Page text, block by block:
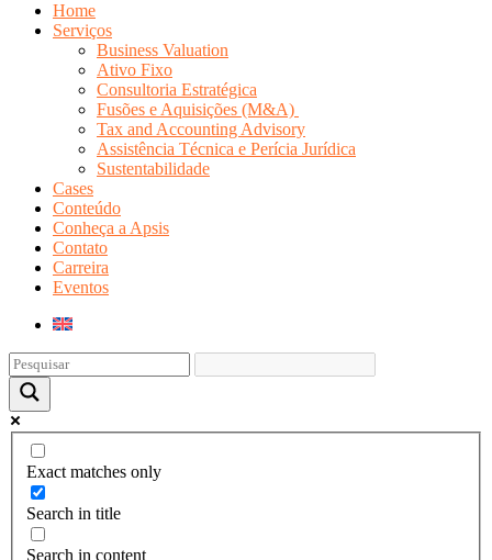
Home
Serviços
Business Valuation
Ativo Fixo
Consultoria Estratégica
Fusões e Aquisições (M&A)
Tax and Accounting Advisory
Assistência Técnica e Perícia Jurídica
Sustentabilidade
Cases
Conteúdo
Conheça a Apsis
Contato
Carreira
Eventos
Exact matches only
Search in title
Search in content